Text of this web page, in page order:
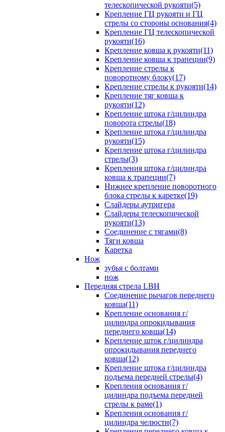
телескопической рукояти(5)
Крепление ГЦ рукояти и ГЦ
стрелы со стороны основания(4)
Крепление ГЦ телескопической
рукояти(16)
Крепление ковша к рукояти(11)
Крепление ковша к трапеции(9)
Крепление стрелы к
поворотному блоку(17)
Крепление стрелы к рукояти(14)
Крепление тяг ковша к
рукояти(12)
Крепление штока г/цилиндра
поворота стрелы(18)
Крепление штока г/цилиндра
рукояти(15)
Крепление штока г/цилиндра
стрелы(3)
Крепления штока г/цилиндра
ковша к трапеции(7)
Нижнее крепление поворотного
блока стрелы к каретке(19)
Слайдеры аутригера
Слайдеры телескопической
рукояти(13)
Соединение с тягами(8)
Тяги ковша
Каретка
Нож
зубья с болтами
нож
Передняя стрела LBH
Cоединение рычагов переднего
ковша(11)
Крепление основания г/
цилиндра опрокидывания
переднего ковша(14)
Крепление шток г/цилиндра
опрокидывания переднего
ковша(12)
Крепление штока г/цилиндра
подъема передней стрелы(4)
Крепления основания г/
цилиндра подъема передней
стрелы к раме(1)
Крепления основания г/
цилиндра челюсти(7)